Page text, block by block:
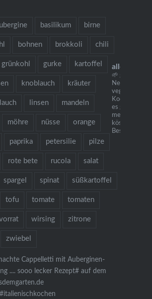
basilikum birne
bohnen brokkoli chili
grünkohl gurke kartoffel
knoblauch kräuter
lauch linsen mandeln
möhre nüsse orange
paprika petersilie pilze
rote bete rucola salat
spargel spinat süßkartoffel
tofu tomate tomaten
wirsing zitrone
zwiebel
🌱 grow cook
Neu: mein
vegetarisches
Kochbuch
es gibt
mehr als 130
köstlichen
Bestellung